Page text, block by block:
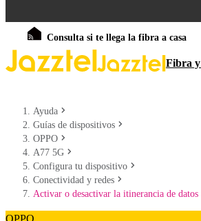
Consulta si te llega la fibra a casa
Fibra
Ayuda
Guías de dispositivos
OPPO
A77 5G
Configura tu dispositivo
Conectividad y redes
Activar o desactivar la itinerancia de datos
OPPO